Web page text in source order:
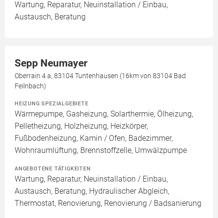
Wartung, Reparatur, Neuinstallation / Einbau,
Austausch, Beratung
Sepp Neumayer
Oberrain 4 a, 83104 Tuntenhausen (16km von 83104 Bad
Feilnbach)
HEIZUNG SPEZIALGEBIETE
Wärmepumpe, Gasheizung, Solarthermie, Ölheizung,
Pelletheizung, Holzheizung, Heizkörper,
Fußbodenheizung, Kamin / Ofen, Badezimmer,
Wohnraumlüftung, Brennstoffzelle, Umwälzpumpe
ANGEBOTENE TÄTIGKEITEN
Wartung, Reparatur, Neuinstallation / Einbau,
Austausch, Beratung, Hydraulischer Abgleich,
Thermostat, Renovierung, Renovierung / Badsanierung